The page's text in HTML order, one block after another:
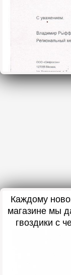
Каждому
магазине мы
гвоздики с